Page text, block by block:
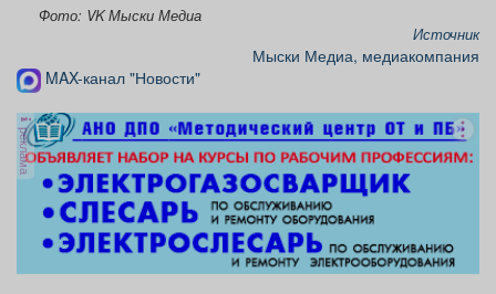
Фото: VK Мыски Медиа
Источник
Мыски Медиа, медиакомпания
MAX-канал "Новости"
реклама